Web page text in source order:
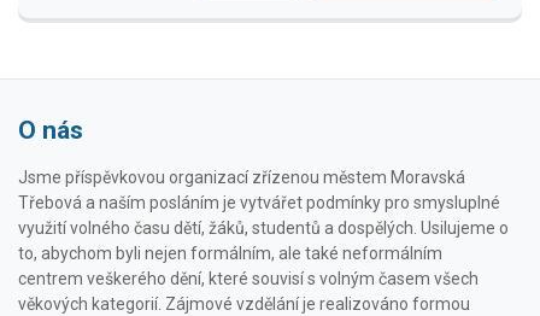
O nás
Jsme příspěvkovou organizací zřízenou městem Moravská
Třebová a naším posláním je vytvářet podmínky pro smysluplné
využití volného času dětí, žáků, studentů a dospělých. Usilujeme o
to, abychom byli nejen formálním, ale také neformálním
centrem veškerého dění, které souvisí s volným časem všech
věkových kategorií. Zájmové vzdělání je realizováno formou